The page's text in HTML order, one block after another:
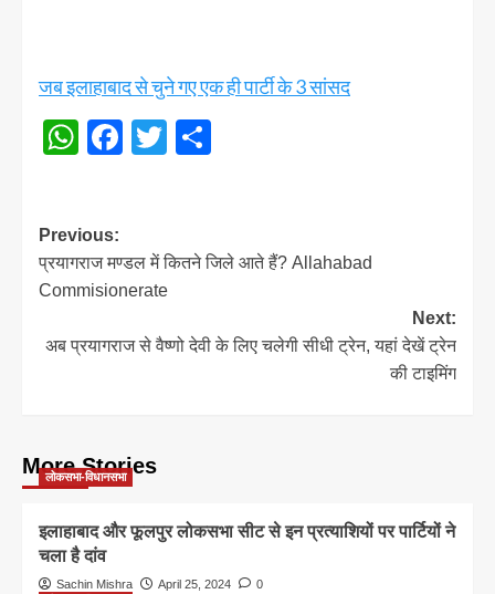
जब इलाहाबाद से चुने गए एक ही पार्टी के 3 सांसद
WhatsApp
Facebook
Twitter
Post
navigation
Previous:
प्रयागराज मण्डल में कितने जिले आते हैं? Allahabad
Commisionerate
Next:
अब प्रयागराज से वैष्णो देवी के लिए चलेगी सीधी ट्रेन, यहां देखें ट्रेन
की टाइमिंग
More Stories
लोकसभा-विधानसभा
इलाहाबाद और फूलपुर लोकसभा सीट से इन प्रत्याशियों पर पार्टियों ने
चला है दांव
Sachin Mishra April 25, 2024
0